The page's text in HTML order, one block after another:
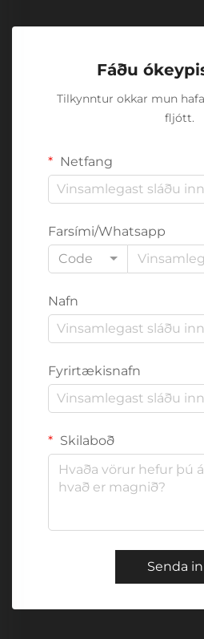
Fáðu
Tilkynntur okkar mun
fljótt.
Netfang
Farsími/Whatsapp
Code
Nafn
Fyrirtækisnafn
Skilaboð
Senda